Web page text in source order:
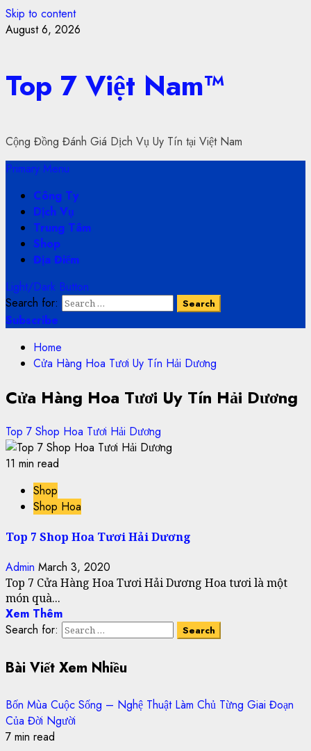
Skip to content
August 6, 2026
Top 7 Việt Nam™
Cộng Đồng Đánh Giá Dịch Vụ Uy Tín tại Việt Nam
Primary Menu
Công Ty
Dịch Vụ
Trung Tâm
Shop
Địa Điểm
Light/Dark Button
Search for:
Subscribe
Home
Cửa Hàng Hoa Tươi Uy Tín Hải Dương
Cửa Hàng Hoa Tươi Uy Tín Hải Dương
Top 7 Shop Hoa Tươi Hải Dương
11 min read
Shop
Shop Hoa
Top 7 Shop Hoa Tươi Hải Dương
Admin March 3, 2020
Top 7 Cửa Hàng Hoa Tươi Hải Dương Hoa tươi là một
món quà...
Xem Thêm
Search for:
Bài Viết Xem Nhiều
Bốn Mùa Cuộc Sống – Nghệ Thuật Làm Chủ Từng Giai Đoạn
Của Đời Người
7 min read